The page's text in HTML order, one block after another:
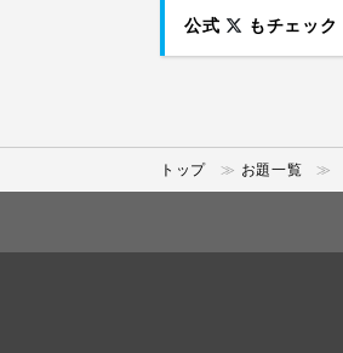
公式 もチェック
トップ お題一覧